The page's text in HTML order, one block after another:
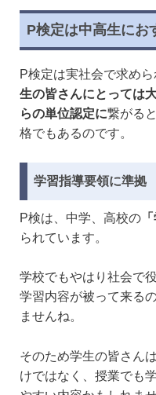
こちらでは、ITパスポート、P検に挑戦
ポートとP検、その違いを徹底解説！試
なる疑問を解決します。ITパスポートと
ト、P検を受験される皆様を応援してい
【2024年最新】ITパスポートとは？ITパ
P検定は中高生にお
P検定は実社会で求め
生の皆さんにとっては
らの単位認定に繋がる
格でもあるのです。
学習指導要領に準拠
P検は、中学、高校の
られています。
学校でもやはり社会で
学習内容が被って来る
ませんね。
そのため学生の皆さん
けではなく、授業でも